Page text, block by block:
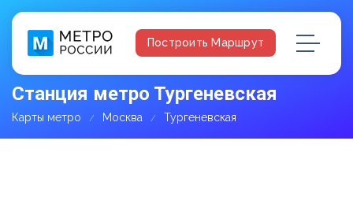
Построить Маршрут
Станция метро Тургеневская
Карты метро Москва Тургеневская